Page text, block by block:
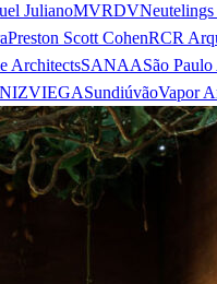
JulianoMVRDV
Preston Scott CohenRCR
ArchitectsSANAASão
undiúvãoVapor